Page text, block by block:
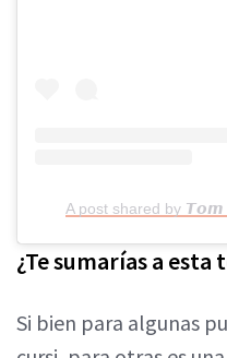
A post shared by 𝙏𝙤𝙢
¿Te sumarías a esta
Si bien para algunas